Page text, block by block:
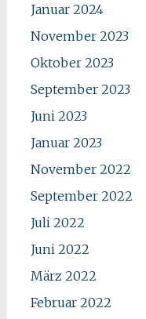
Januar 2024
November 2023
Oktober 2023
September 2023
Juni 2023
Januar 2023
November 2022
September 2022
Juli 2022
Juni 2022
März 2022
Februar 2022